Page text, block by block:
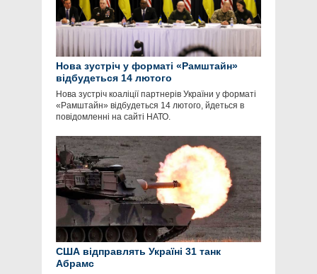
Нова зустріч у форматі «Рамштайн»
відбудеться 14 лютого
Нова зустріч коаліції партнерів України у форматі
«Рамштайн» відбудеться 14 лютого, йдеться в
повідомленні на сайті НАТО.
США відправлять Україні 31 танк
Абрамс